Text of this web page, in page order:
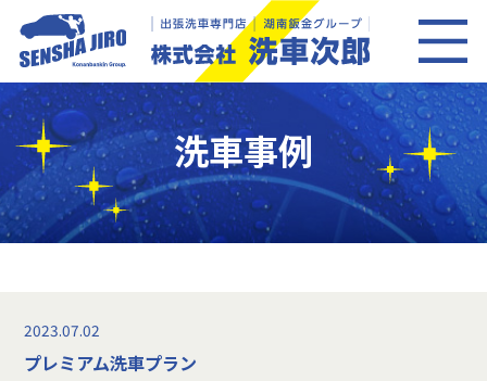
洗車事例
2023.07.02
プレミアム洗車プラン